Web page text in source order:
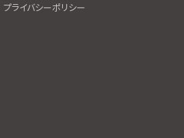
プライバシーポリシー